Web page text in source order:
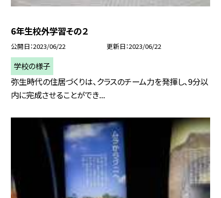
6年生校外学習その２
公開日 2023/06/22 更新日 2023/06/22
学校の様子
弥生時代の住居づくりは、クラスのチーム力を発揮し、9分以
内に完成させることができ...